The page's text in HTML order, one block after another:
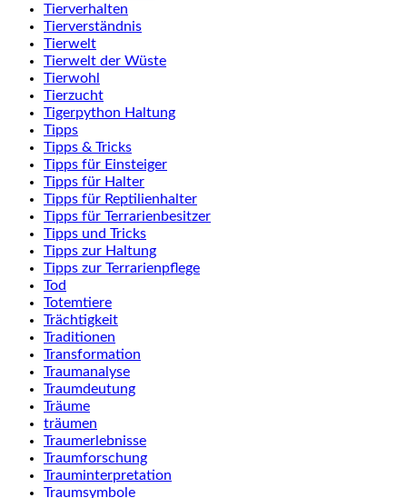
Tierverhalten
Tierverständnis
Tierwelt
Tierwelt der Wüste
Tierwohl
Tierzucht
Tigerpython Haltung
Tipps
Tipps & Tricks
Tipps für Einsteiger
Tipps für Halter
Tipps für Reptilienhalter
Tipps für Terrarienbesitzer
Tipps und Tricks
Tipps zur Haltung
Tipps zur Terrarienpflege
Tod
Totemtiere
Trächtigkeit
Traditionen
Transformation
Traumanalyse
Traumdeutung
Träume
träumen
Traumerlebnisse
Traumforschung
Trauminterpretation
Traumsymbole